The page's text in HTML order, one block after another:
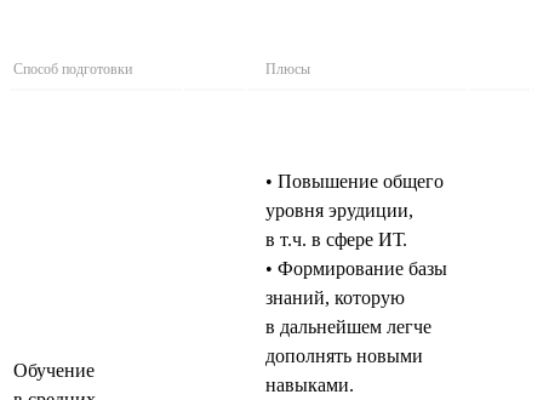
Способ подготовки Плюсы
Обучение
• Повышение общего
уровня эрудиции,
в т.ч. в сфере ИТ.
• Формирование базы
знаний, которую
в дальнейшем легче
дополнять новыми
навыками.